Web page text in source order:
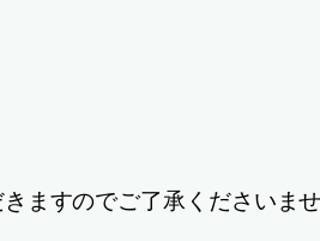
ますのでご了承くださいま